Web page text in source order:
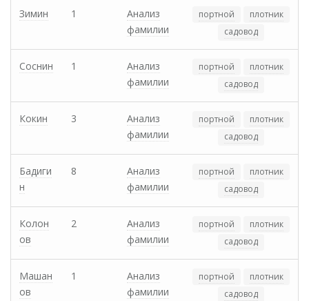
Зимин 1
Анализ
фамилии
портной
плотник
садовод
Соснин 1
Анализ
фамилии
портной
плотник
садовод
Кокин 3
Анализ
фамилии
портной
плотник
садовод
Бадиги
н
8
Анализ
фамилии
портной
плотник
садовод
Колон
ов
2
Анализ
фамилии
портной
плотник
садовод
Машан
ов
1
Анализ
фамилии
портной
плотник
садовод